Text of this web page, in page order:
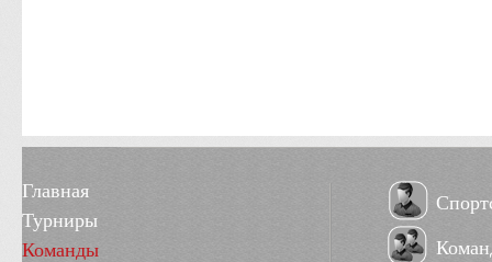
Главная
Турниры
Команды